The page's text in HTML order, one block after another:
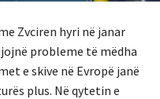
Zvciren hyri në janar
probleme të mëdha
e skive në Evropë janë
plus. Në qytetin e